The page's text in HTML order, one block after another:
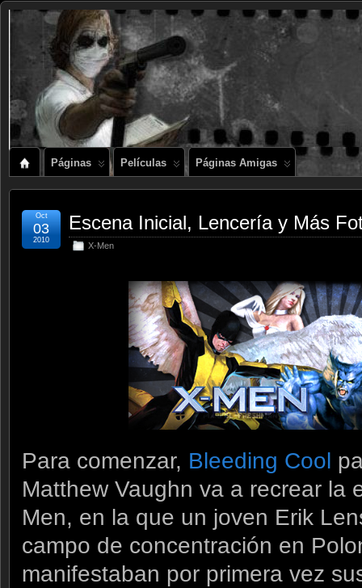
Páginas Películas Páginas Amigas
Escena Inicial, Lencería y Más
X-Men
Oct
03
2010
Para comenzar, Bleeding Cool
Matthew Vaughn va a recrear la
Men, en la que un joven Erik
campo de concentración en
manifestaban por primera vez